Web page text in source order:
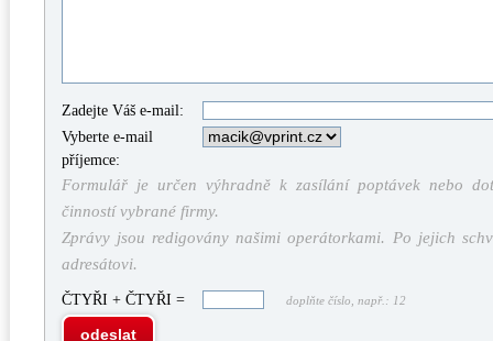
Zadejte Váš e-mail:
Vyberte e-mail
příjemce:
Formulář je určen výhradně k zasílání poptávek nebo
činností vybrané firmy.
Zprávy jsou redigovány našimi operátorkami. Po jejich
adresátovi.
ČTYŘI + ČTYŘI = doplňte číslo, např.: 12
odeslat